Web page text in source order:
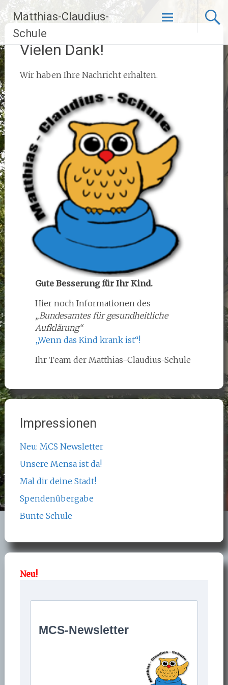
Zum
Inhalt
springen
Matthias-Claudius-
Schule
Vielen Dank!
Wir haben Ihre Nachricht erhalten.
Gute Besserung für Ihr Kind.
Hier noch Informationen des
„Bundesamtes für gesundheitliche
Aufklärung“
„Wenn das Kind krank ist“!
Ihr Team der Matthias-Claudius-Schule
Impressionen
Neu: MCS Newsletter
Unsere Mensa ist da!
Mal dir deine Stadt!
Spendenübergabe
Bunte Schule
Neu!